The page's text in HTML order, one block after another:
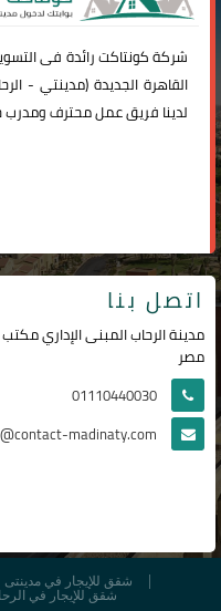
شركةكونتاكترائدة فى
القاهرة الجديدة (مدينتي -
لدينا فريق عمل محترف
اتصل بنا
مصر
01110440030
madinaty.com
شقق للإيجار في مدينتى
شقق للإيجار في